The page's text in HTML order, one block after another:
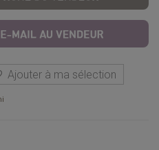
Ajouter à ma sélection